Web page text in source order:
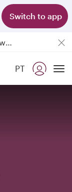
Switch to app
Passengers flying between Doha and Auckland on QR914 and QR915
18 June 2026: Updates on Travelling with Power Banks
PT